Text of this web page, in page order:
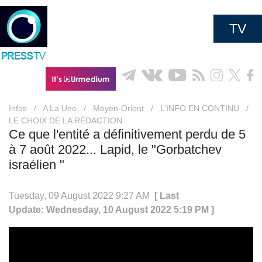
TV
Infos / A La Une / Moyen-Orient / L’INFO EN CONTINU
/
LE CHOIX DE LA RÉDACTION
Ce que l'entité a définitivement perdu de 5
à 7 août 2022... Lapid, le "Gorbatchev
israélien "
Tuesday, 09 August 2022 9:27 AM
[ Last
Update: Wednesday, 10 August 2022 5:19 PM ]